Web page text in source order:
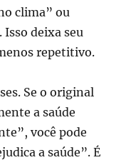
clima” ou
deixa seu
repetitivo.
Se o original
a saúde
você pode
a saúde”. É